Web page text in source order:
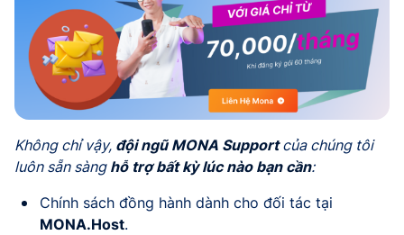
Không chỉ vậy, đội ngũ MONA Supportcủa chúng tôi
luôn sẵn sàng hỗ trợ bất kỳ lúc nào bạn cần:
Chính sách đồng hành dành cho đối tác tại
MONA.Host.